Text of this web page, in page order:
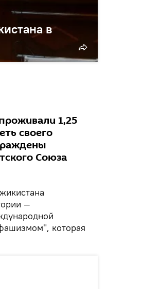
в
1,25
своего
Союза
—
которая